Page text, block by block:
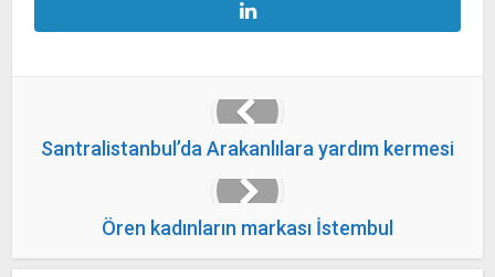
Santralistanbul’da Arakanlılara yardım kermesi
Ören kadınların markası İstembul